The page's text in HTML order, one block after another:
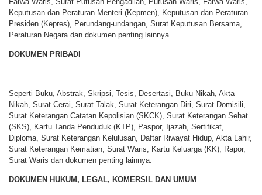
Keputusan dan Peraturan Menteri (Kepmen), Keputusan dan Peraturan
Presiden (Kepres), Perundang-undangan, Surat Keputusan Bersama,
Peraturan Negara dan dokumen penting lainnya.
DOKUMEN PRIBADI
Seperti Buku, Abstrak, Skripsi, Tesis, Desertasi, Buku Nikah, Akta
Nikah, Surat Cerai, Surat Talak, Surat Keterangan Diri, Surat Domisili,
Surat Keterangan Catatan Kepolisian (SKCK), Surat Keterangan Sehat
(SKS), Kartu Tanda Penduduk (KTP), Paspor, Ijazah, Sertifikat,
Diploma, Surat Keterangan Kelulusan, Daftar Riwayat Hidup, Akta Lahir,
Surat Keterangan Kematian, Surat Waris, Kartu Keluarga (KK), Rapor,
Surat Waris dan dokumen penting lainnya.
DOKUMEN HUKUM, LEGAL, KOMERSIL DAN UMUM